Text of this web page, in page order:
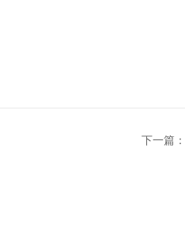
下一篇：